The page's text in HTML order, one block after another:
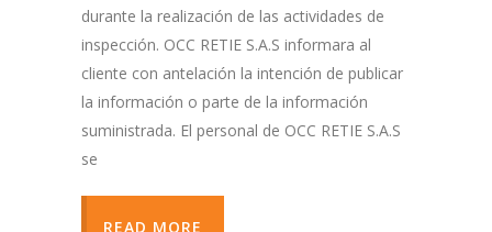
durante la realización de las actividades de
inspección. OCC RETIE S.A.S informara al
cliente con antelación la intención de publicar
la información o parte de la información
suministrada. El personal de OCC RETIE S.A.S
se
READ MORE